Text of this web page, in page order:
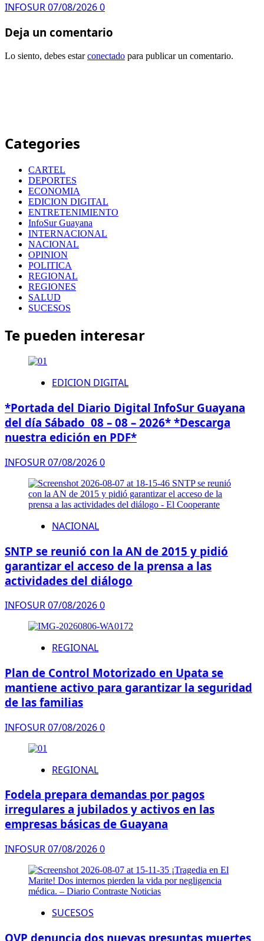
INFOSUR07/08/20260
Deja un comentario
Lo siento, debes estarconectado para publicar un comentario.
Categories
CARTEL
DEPORTES
ECONOMIA
EDICION DIGITAL
ENTRETENIMIENTO
InfoSur Guayana
INTERNACIONAL
NACIONAL
OPINION
POLITICA
REGIONAL
REGIONES
SALUD
SUCESOS
Te pueden interesar
EDICION DIGITAL
*Portada del Diario Digital InfoSur Guayana
del día Sábado 08 – 08 – 2026* *Descarga
nuestra edición en PDF*
INFOSUR07/08/20260
NACIONAL
SNTP se reunió con la AN de 2015 y pidió
garantizar el acceso de la prensa a las
actividades del diálogo
INFOSUR07/08/20260
REGIONAL
Plan de Control Motorizado en Upata se
mantiene activo para garantizar la seguridad
de las familias
INFOSUR07/08/20260
REGIONAL
Fodela prepara demandas por pagos
irregulares a jubilados y activos en las
empresas básicas de Guayana
INFOSUR07/08/20260
SUCESOS
OVP denuncia dos nuevas presuntas muertes